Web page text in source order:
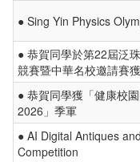
● Sing Yin Physics
● 恭賀同學於第22屆泛
競賽暨中華名校邀請賽
● 恭賀同學獲「健康校
2026」季軍
● AI Digital Antiques
Competition